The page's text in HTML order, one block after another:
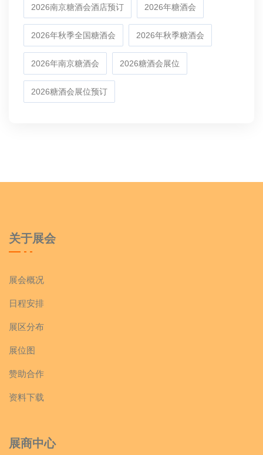
2026南京糖酒会酒店预订 2026年糖酒会
2026年秋季全国糖酒会 2026年秋季糖酒会
2026年南京糖酒会 2026糖酒会展位
2026糖酒会展位预订
关于展会
展会概况
日程安排
展区分布
展位图
赞助合作
资料下载
展商中心